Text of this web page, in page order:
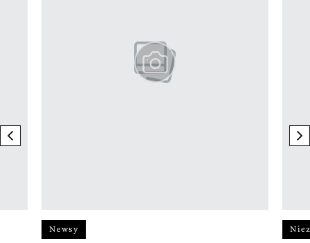
previous element
Newsy